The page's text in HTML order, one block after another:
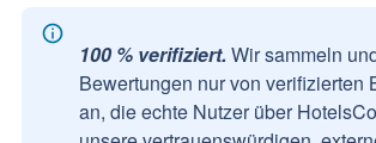
100 % verifiziert. Wir sammeln
Bewertungen nur von verifizierten
an, die echte Nutzer über